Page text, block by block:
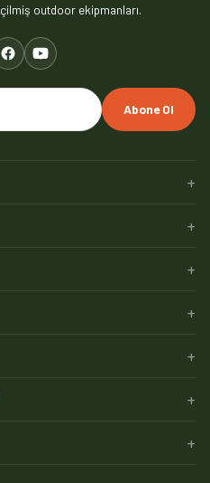
outdoor ekipmanları.
Abone Ol
+
+
+
+
+
+
+